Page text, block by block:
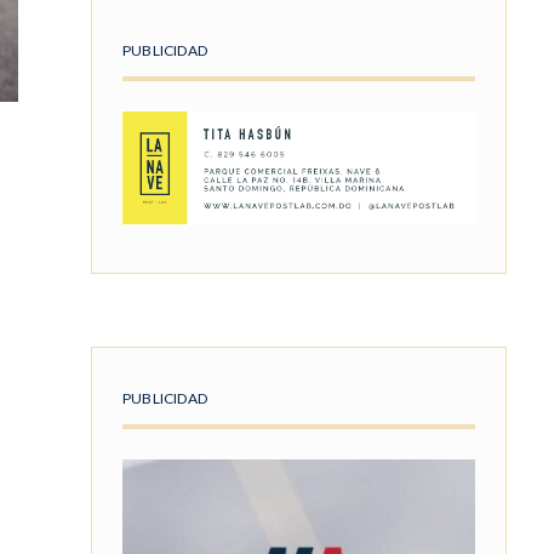
PUBLICIDAD
PUBLICIDAD